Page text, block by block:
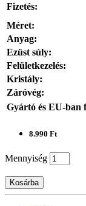
Fizetés:
Méret:
Anyag:
Ezüst súly:
Felületkezelés:
Kristály:
Záróvég:
Gyártó és EU-ban
8.990 Ft
Mennyiség
Kosárba